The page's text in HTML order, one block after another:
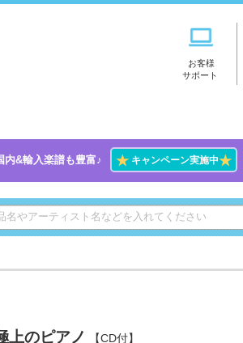
お客様
サポート
内&輸入楽譜も豊富♪ ★キャンペーン実施中★
上のピアノ 【CD付】